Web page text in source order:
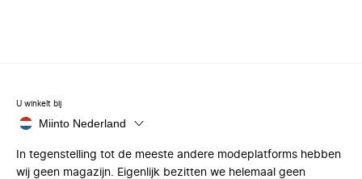
U winkelt bij
Miinto Nederland
In tegenstelling tot de meeste andere modeplatforms hebben
wij geen magazijn. Eigenlijk bezitten we helemaal geen